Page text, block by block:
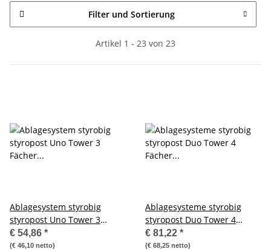
Filter und Sortierung
Artikel 1 - 23 von 23
Ablagesystem styrobig
styropost Uno Tower 3
Fächer Ablagebox
Ablagefach
€ 54,86 *
(€ 46,10 netto)
Ablagesysteme styrobig
styropost Duo Tower 4
Fächer Ablagebox
Ablagefach
€ 81,22 *
(€ 68,25 netto)